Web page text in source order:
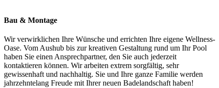
Bau & Montage
Wir verwirklichen Ihre Wünsche und errichten Ihre eigene Wellness-
Oase. Vom Aushub bis zur kreativen Gestaltung rund um Ihr Pool
haben Sie einen Ansprechpartner, den Sie auch jederzeit
kontaktieren können. Wir arbeiten extrem sorgfältig, sehr
gewissenhaft und nachhaltig. Sie und Ihre ganze Familie werden
jahrzehntelang Freude mit Ihrer neuen Badelandschaft haben!